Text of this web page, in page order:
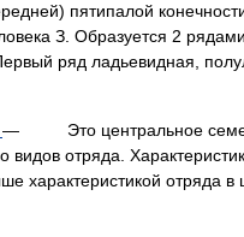
пятипалой конечности
З. Образуется 2
ряд ладьевидная,
— Это центральное
отряда.
характеристикой отряда